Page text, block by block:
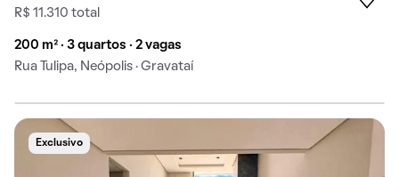
R$ 11.310 total
200 m² · 3 quartos · 2 vagas
Rua Tulipa, Neópolis · Gravataí
Exclusivo